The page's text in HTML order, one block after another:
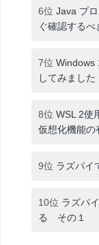
6位 Java プ
ぐ確認するべ
7位 Windows
してみました
8位 WSL 2使
仮想化機能の
9位 ラズパイ
10位 ラズパ
る その１